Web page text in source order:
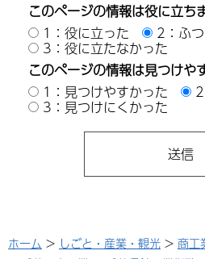
このページの情報は役に立ち
1：役に立った
2：ふ
3：役に立たなかった
このページの情報は見つけや
1：見つけやすかった
3：見つけにくかった
ホーム > しごと・産業・観光 > 商工